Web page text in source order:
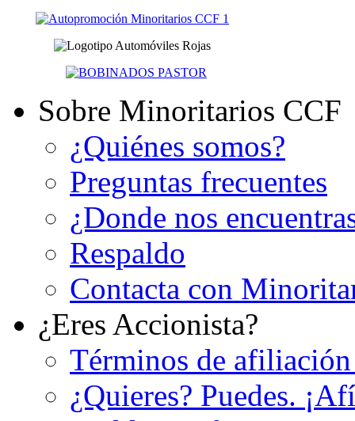
Sobre Minoritarios CCF
¿Quiénes somos?
Preguntas frecuentes
¿Donde nos
Respaldo
Contacta con
¿Eres Accionista?
Términos de
¿Quieres? Puedes.